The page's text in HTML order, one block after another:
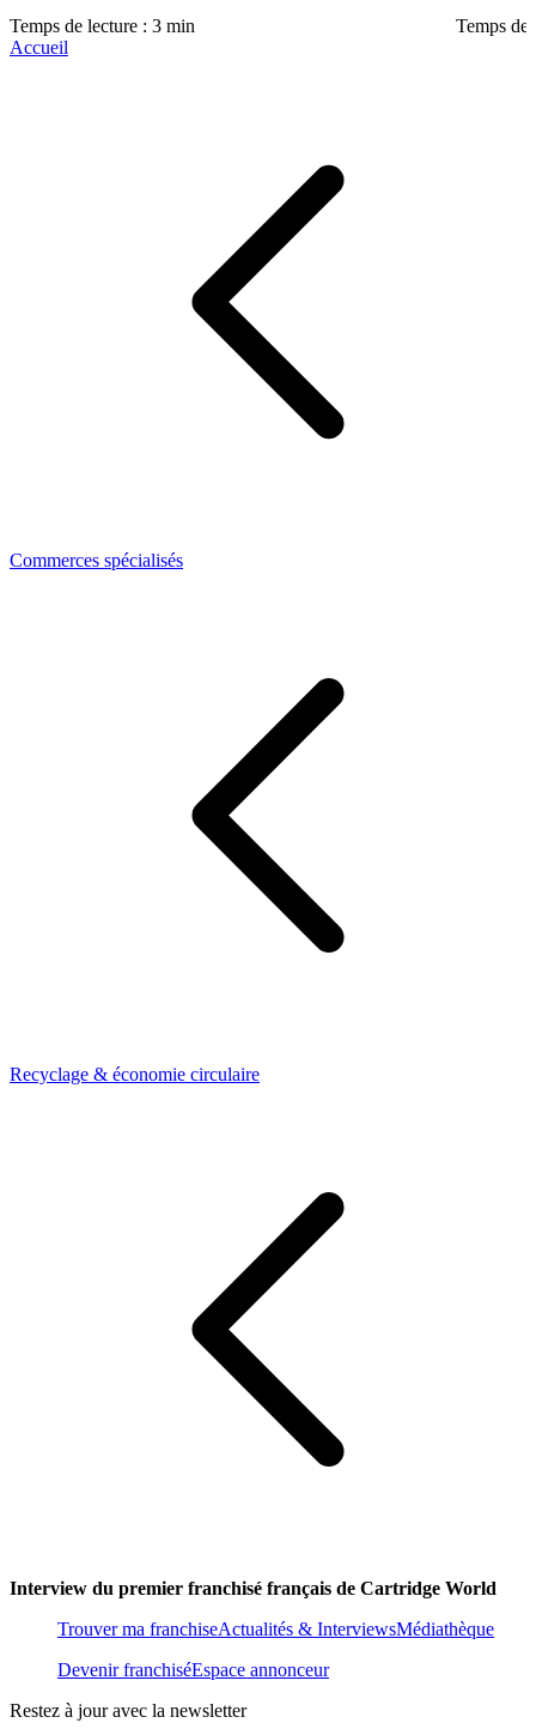
Temps de lecture : 3 min
Temps de
Accueil
Commerces spécialisés
Recyclage & économie circulaire
Interview du premier franchisé français de Cartridge World
Trouver ma franchiseActualités & InterviewsMédiathèque
Devenir franchiséEspace annonceur
Restez à jour avec la newsletter